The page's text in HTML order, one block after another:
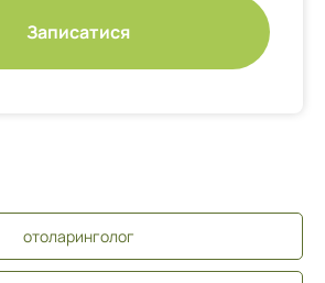
Записатися
отоларинголог